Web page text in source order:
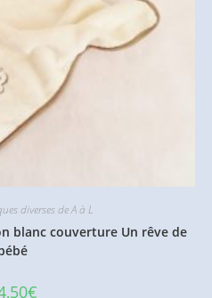
diverses de A à L
blanc couverture Un rêve de
€